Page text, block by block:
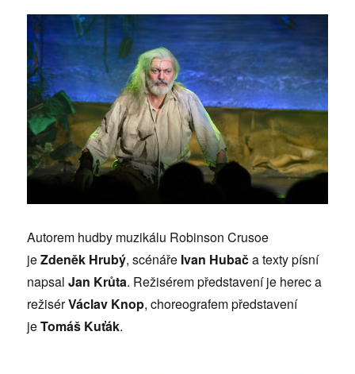
Autorem hudby muzikálu Robinson Crusoe
jeZdeněk Hrubý, scénáře Ivan Hubača texty písní
napsalJan Krůta. Režisérem představení je herec a
režisérVáclav Knop, choreografem představení
jeTomáš Kuťák.